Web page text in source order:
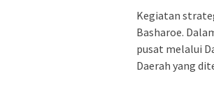
Kegiatan
Basharoe.
pusat melalui
Daerah yang